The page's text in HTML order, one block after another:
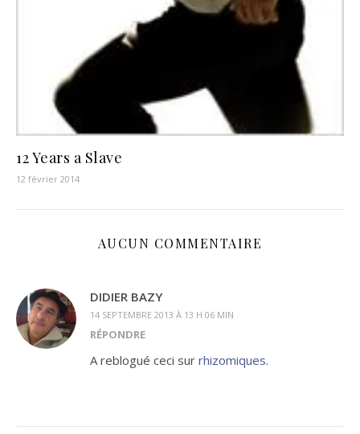
12 Years a Slave
12 février 2014
AUCUN COMMENTAIRE
DIDIER BAZY
14 SEPTEMBRE 2013 À 13 H 06 MIN
RÉPONDRE
A reblogué ceci sur rhizomiques.